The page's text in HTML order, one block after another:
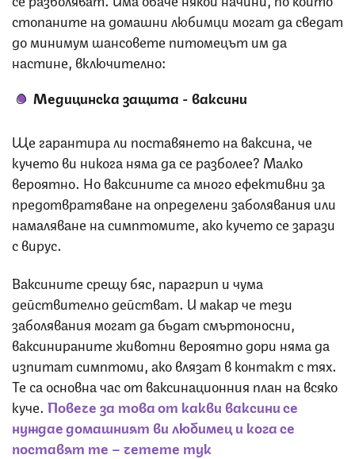
стопаните на домашни любимци могат да сведат
до минимум шансовете питомецът им да
настине, включително:
Медицинска защита - ваксини
Ще гарантира ли поставянето на ваксина, че
кучето ви никога няма да се разболее? Малко
вероятно. Но ваксините са много ефективни за
предотвратяване на определени заболявания или
намаляване на симптомите, ако кучето се зарази
с вирус.
Ваксините срещу бяс, парагрип и чума
действително действат. И макар че тези
заболявания могат да бъдат смъртоносни,
ваксинираните животни вероятно дори няма да
изпитат симптоми, ако влязат в контакт с тях.
Те са основна час от ваксинационния план на всяко
куче. Повече за това от какви ваксини се
нуждае домашният ви любимец и кога се
поставят те – четете тук